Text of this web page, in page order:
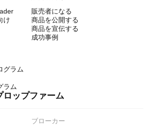
け
販売者になる
商品を公開する
商品を宣伝する
成功事例
グラム
ラム
ロップファーム
ブローカー